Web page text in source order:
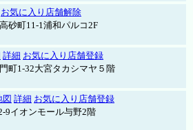
お気に入り店舗解除
砂町11-1浦和パルコ2F
詳細 お気に入り店舗登録
町1-32大宮タカシマヤ５階
図 詳細 お気に入り店舗登録
9イオンモール与野2階